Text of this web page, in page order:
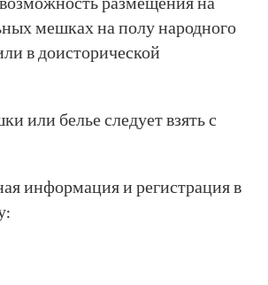
мешках на полу народного
в доисторической
или белье следует взять с
информация и регистрация в